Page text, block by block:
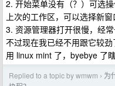
2. 开始菜单没有（？）可选
上次的工作区，可以选择新窗
3. 资源管理器打开很慢，经常
不过现在我已经不用跟它较
用 linux mint 了，byebye 了
Replied to a topic by wmwm › 为